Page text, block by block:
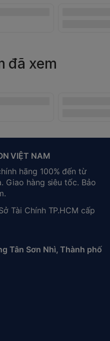
đã xem
VIỆT NAM
hãng 100% đến từ
Giao hàng siêu tốc. Bảo
Tài Chính TP.HCM cấp
Tân Sơn Nhì, Thành phố